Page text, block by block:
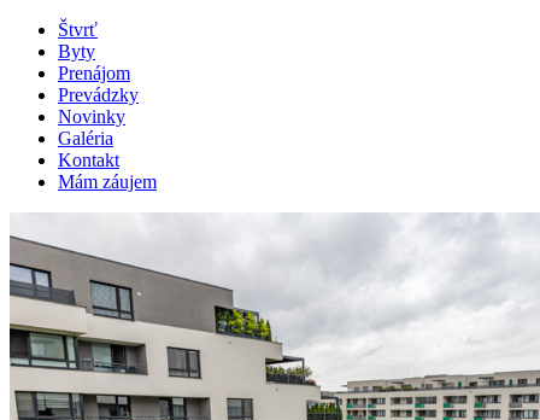
Štvrť
Byty
Prenájom
Prevádzky
Novinky
Galéria
Kontakt
Mám záujem